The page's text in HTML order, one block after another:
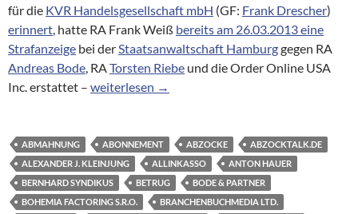
für die KVR Handelsgesellschaft mbH (GF: Frank Drescher)
erinnert, hatte RA Frank Weiß bereits am 26.03.2013 eine
Strafanzeige bei derStaatsanwaltschaft Hamburggegen RA
Andreas Bode, RATorsten Riebe und die Order Online USA
Inc. erstattet – Ermittlungsverfahren der StA Hamburg gegen
weiterlesen →
ABMAHNUNG ABONNEMENT ABZOCKE
ABZOCKTALK.DE
ALEXANDER J. KLEINJUNG
ALLINKASSO
ANTON HAUER
BERNHARD SYNDIKUS
BETRUG
BODE & PARTNER
BOHEMIA FACTORING S.R.O.
BRANCHENBUCHMEDIA LTD.